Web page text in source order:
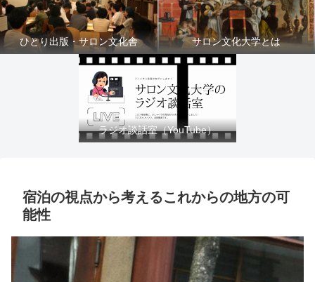
ひとり出版・サロン文化舎 サロン文化大学とは
ラジオ談話室（YouTube）
宿泊の視点から考えるこれからの地方の可
能性